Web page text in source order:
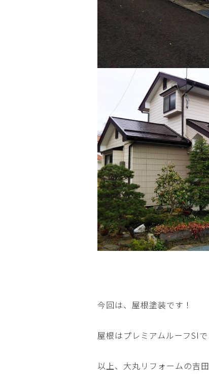
今回は、屋根塗装です！
屋根はプレミアムルーフSI
以上、大丸リフォームの吉田